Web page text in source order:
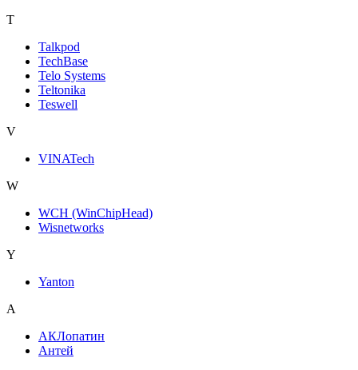
T
Talkpod
TechBase
Telo Systems
Teltonika
Teswell
V
VINATech
W
WCH (WinChipHead)
Wisnetworks
Y
Yanton
А
АКЛопатин
Антей